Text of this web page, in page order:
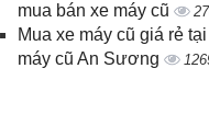
mua bán xe máy cũ
Mua xe máy cũ giá rẻ
máy cũ An Sương